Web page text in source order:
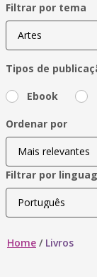
Filtrar por tema
Tipos de
Ebook
Ordenar por
Filtrar por
Home / Livros